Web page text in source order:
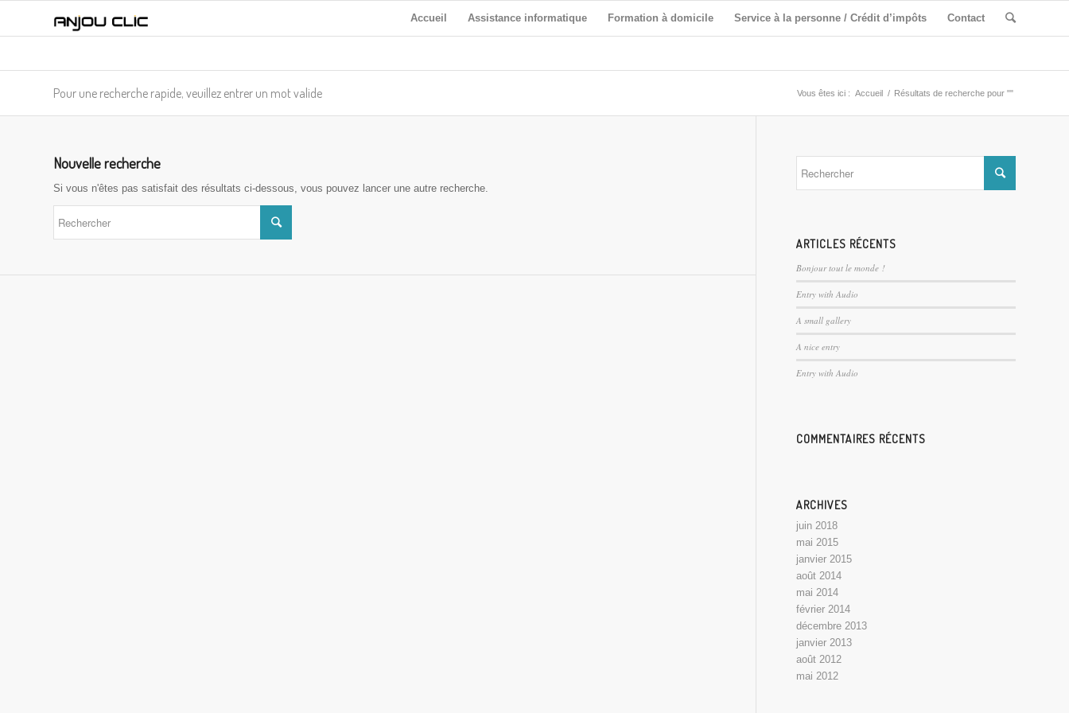
Accueil Assistance informatique Formation à domicile Service à la personne / Crédit d’impôts Contact
Pour une recherche rapide, veuillez entrer un mot valide Vous êtes ici : Accueil / Résultats de recherche pour ""
Nouvelle recherche
Si vous n'êtes pas satisfait des résultats ci-dessous, vous pouvez lancer une autre recherche.
ARTICLES RÉCENTS
Bonjour tout le monde !
Entry with Audio
A small gallery
A nice entry
Entry with Audio
COMMENTAIRES RÉCENTS
ARCHIVES
juin 2018
mai 2015
janvier 2015
août 2014
mai 2014
février 2014
décembre 2013
janvier 2013
août 2012
mai 2012